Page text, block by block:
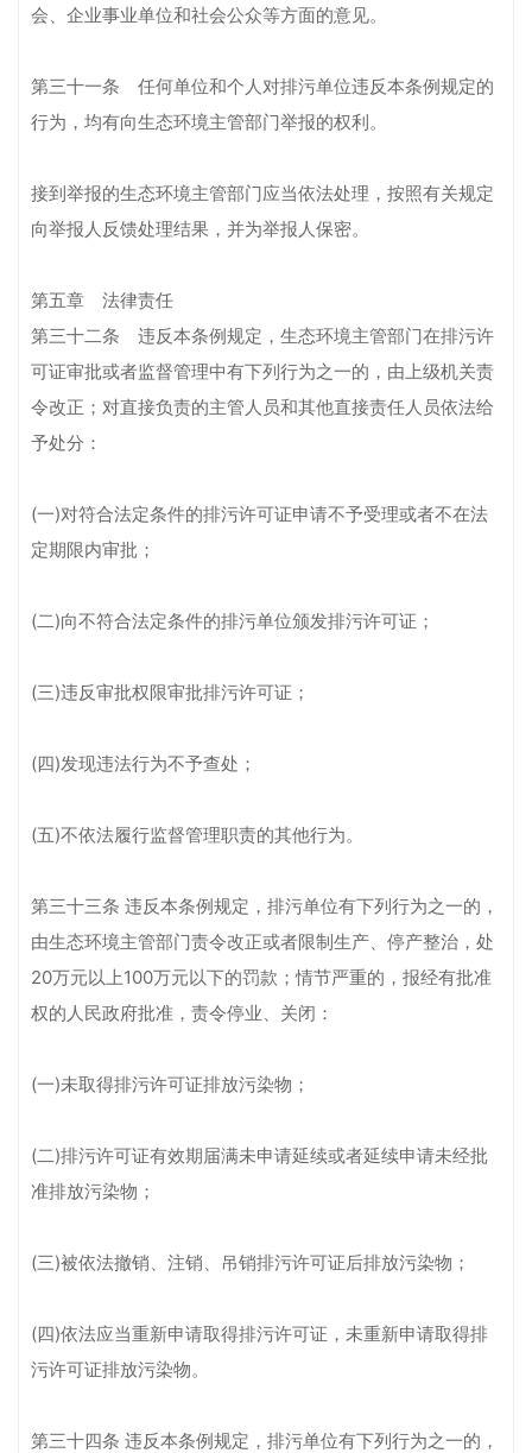
会、企业事业单位和社会公众等方面的意见。
第三十一条 任何单位和个人对排污单位违反本条例规定的
行为，均有向生态环境主管部门举报的权利。
接到举报的生态环境主管部门应当依法处理，按照有关规定
向举报人反馈处理结果，并为举报人保密。
第五章 法律责任
第三十二条 违反本条例规定，生态环境主管部门在排污许
可证审批或者监督管理中有下列行为之一的，由上级机关责
令改正；对直接负责的主管人员和其他直接责任人员依法给
予处分：
(一)对符合法定条件的排污许可证申请不予受理或者不在法
定期限内审批；
(二)向不符合法定条件的排污单位颁发排污许可证；
(三)违反审批权限审批排污许可证；
(四)发现违法行为不予查处；
(五)不依法履行监督管理职责的其他行为。
第三十三条 违反本条例规定，排污单位有下列行为之一的，
由生态环境主管部门责令改正或者限制生产、停产整治，处
20万元以上100万元以下的罚款；情节严重的，报经有批准
权的人民政府批准，责令停业、关闭：
(一)未取得排污许可证排放污染物；
(二)排污许可证有效期届满未申请延续或者延续申请未经批
准排放污染物；
(三)被依法撤销、注销、吊销排污许可证后排放污染物；
(四)依法应当重新申请取得排污许可证，未重新申请取得排
污许可证排放污染物。
第三十四条 违反本条例规定，排污单位有下列行为之一的，